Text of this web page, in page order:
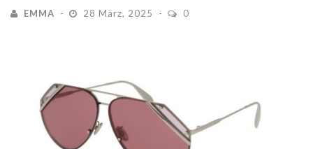
EMMA 28 März, 2025 0